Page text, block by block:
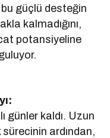
bu güçlü desteğin
kalmadığını,
potansiyeline
günler kaldı. Uzun
ardından,